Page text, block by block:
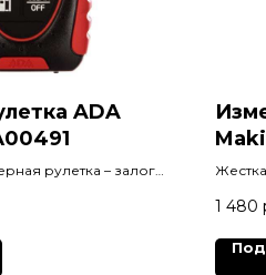
ADA
рулетка – залог
– все планы и
1 480